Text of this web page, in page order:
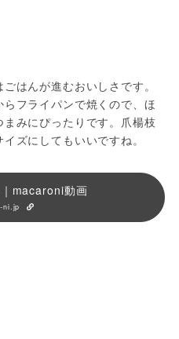
はんが進むおいしさです。
フライパンで焼くので、ほ
みにぴったりです。爪楊枝
ズにしてもいいですね。
macaroni動画
ni.jp